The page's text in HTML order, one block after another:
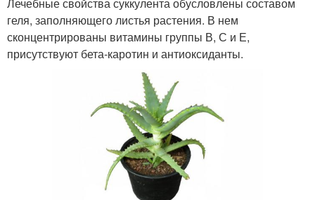
геля, заполняющего листья растения. В нем
сконцентрированы витамины группы В, С и Е,
присутствуют бета-каротин и антиоксиданты.